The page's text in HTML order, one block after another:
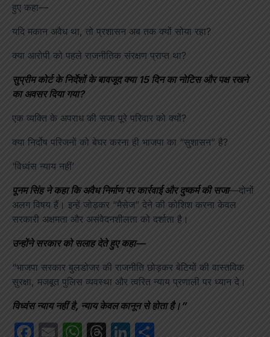
हुए कहा—
यदि मकान अवैध था, तो प्रशासन अब तक क्यों सोया रहा?
क्या आरोपी को पहले राजनीतिक संरक्षण प्राप्त था?
सुप्रीम कोर्ट के निर्देशों के बावजूद क्या 15 दिन का नोटिस और पक्ष रखने
का अवसर दिया गया?
एक व्यक्ति के अपराध की सजा पूरे परिवार को क्यों?
क्या निर्दोष परिजनों को बेघर करना ही भाजपा का “सुशासन” है?
‘विध्वंस न्याय नहीं’
पूनम सिंह ने कहा कि अवैध निर्माण पर कार्रवाई और दुष्कर्म की सजा—दोनों
अलग विषय हैं। इन्हें जोड़कर “मैसेज” देने की कोशिश करना केवल
सरकारी अक्षमता और असंवेदनशीलता को दर्शाता है।
उन्होंने सरकार को सलाह देते हुए कहा—
“भाजपा सरकार बुलडोजर की राजनीति छोड़कर बेटियों की वास्तविक
सुरक्षा, मजबूत पुलिस व्यवस्था और त्वरित न्याय प्रणाली पर ध्यान दे।
विध्वंस न्याय नहीं है, न्याय केवल कानून से होता है।”
Facebook
EmailWhatsApp
Threads
LinkedIn